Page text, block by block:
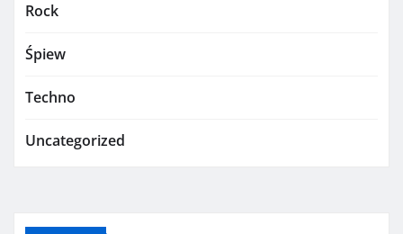
Rock
Śpiew
Techno
Uncategorized